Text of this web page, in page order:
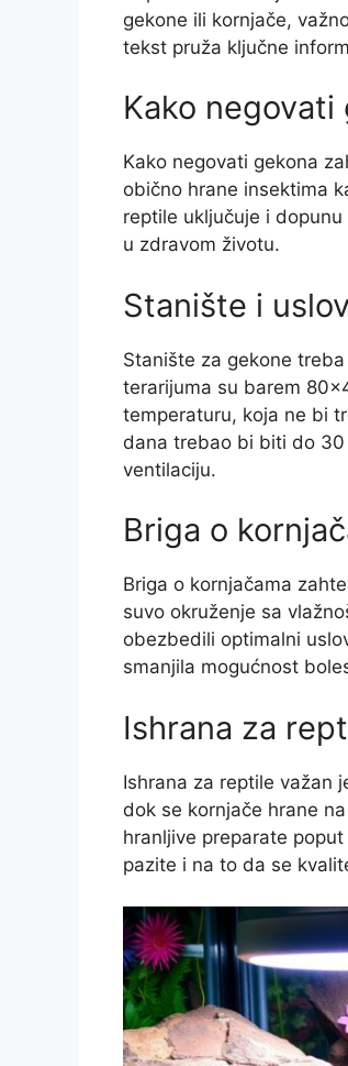
gekone ili kornjače,
tekst pruža ključne
Kako negovati
Kako negovati gekona
obično hrane insektima
reptile uključuje i
u zdravom životu.
Stanište i
Stanište za gekone
terarijuma su barem
temperaturu, koja ne bi
dana trebao bi biti do
ventilaciju.
Briga o
Briga o kornjačama
suvo okruženje sa
obezbedili optimalni
smanjila mogućnost
Ishrana za
Ishrana za reptile važan
dok se kornjače hrane
hranljive preparate
pazite i na to da se